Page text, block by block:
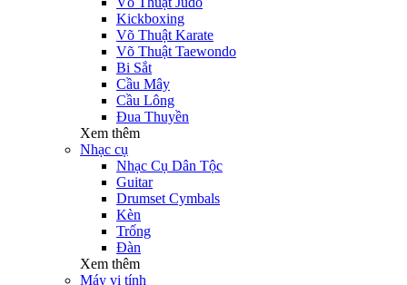
Kickboxing
Võ Thuật Karate
Võ Thuật Taewondo
Bi Sắt
Cầu Mây
Cầu Lông
Đua Thuyền
Xem thêm
Nhạc cụ
Nhạc Cụ Dân Tộc
Guitar
Drumset Cymbals
Kèn
Trống
Đàn
Xem thêm
Máy vi tính